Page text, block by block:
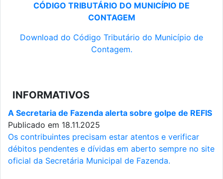
CÓDIGO TRIBUTÁRIO DO MUNICÍPIO DE
CONTAGEM
Download do Código Tributário do Município de
Contagem.
INFORMATIVOS
A Secretaria de Fazenda alerta sobre golpe de REFIS
Publicado em 18.11.2025
Os contribuintes precisam estar atentos e verificar
débitos pendentes e dívidas em aberto sempre no site
oficial da Secretária Municipal de Fazenda.